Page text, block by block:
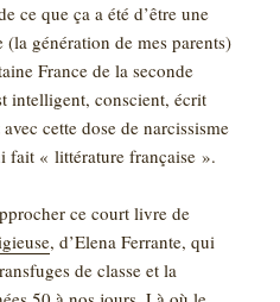
ce que ça a été d’être une
génération de mes parents)
France de la seconde
intelligent, conscient, écrit
cette dose de narcissisme
fait « littérature française ».
ce court livre de
, d’Elena Ferrante, qui
de classe et la